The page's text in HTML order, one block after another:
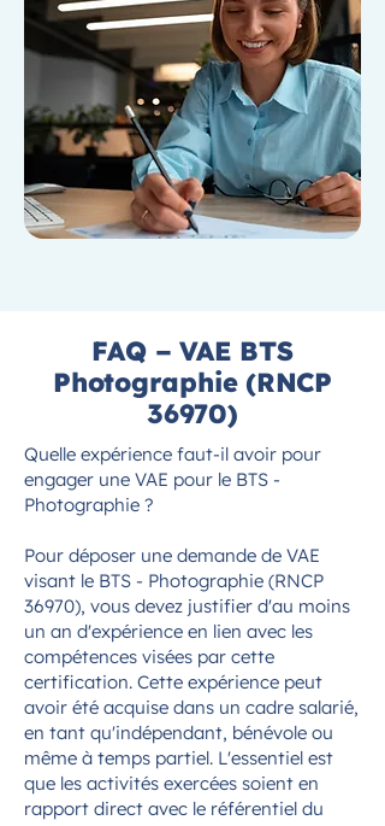
FAQ – VAE BTS
Photographie (RNCP
36970)
Quelle expérience faut-il avoir pour
engager une VAE pour le BTS -
Photographie ?
Pour déposer une demande de VAE
visant le BTS - Photographie (RNCP
36970), vous devez justifier d'au moins
un an d'expérience en lien avec les
compétences visées par cette
certification. Cette expérience peut
avoir été acquise dans un cadre salarié,
en tant qu'indépendant, bénévole ou
même à temps partiel. L'essentiel est
que les activités exercées soient en
rapport direct avec le référentiel du